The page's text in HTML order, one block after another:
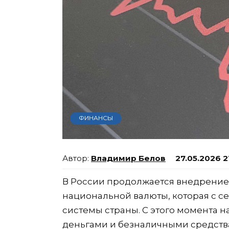
ФИНАНСЫ
Владимир Белов 27.05.2026
В России продолжается
национальной валюты, которая с
системы страны. С этого момента
деньгами и безналичными